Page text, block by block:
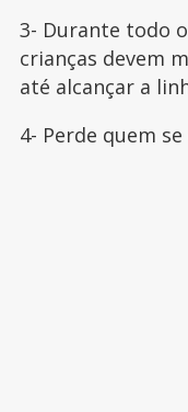
3- Durante todo
crianças devem
até alcançar a
4- Perde quem